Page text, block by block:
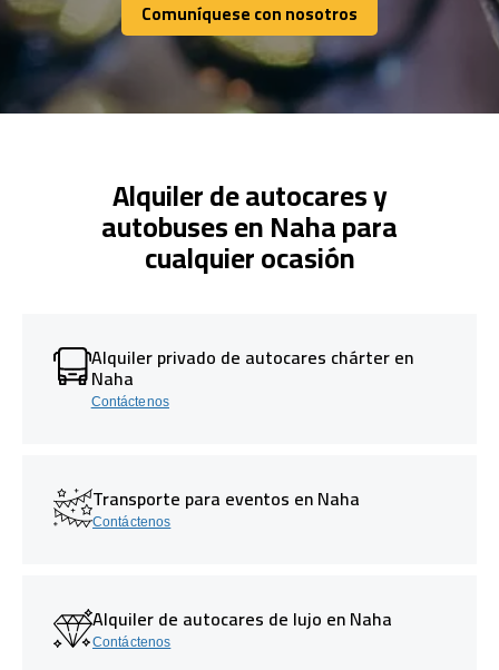
Comuníquese con nosotros
Comuníquese con nosotros
Alquiler de autocares y
autobuses en Naha para
cualquier ocasión
Alquiler privado de autocares chárter en
Naha
Contáctenos
Transporte para eventos en Naha
Contáctenos
Alquiler de autocares de lujo en Naha
Contáctenos